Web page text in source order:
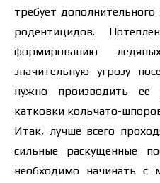
требует
родентицидов.
формированию
значительную угрозу
нужно производить
катковки кольчато-
Итак, лучше всего
сильные раскущенные
необходимо начинать с